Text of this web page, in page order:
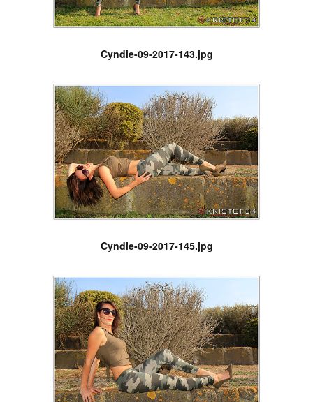
Cyndie-09-2017-143.jpg
Cyndie-09-2017-145.jpg